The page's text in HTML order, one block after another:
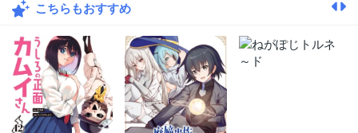
こちらもおすすめ